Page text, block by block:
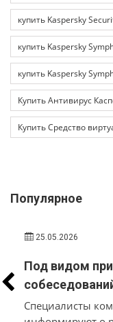
купить Kaspersky
купить Kaspersky
купить Kaspersky
Купить Антивирус
Купить Средство
Популярное
25.05.2026
Под видом
стилер,
Специалисты